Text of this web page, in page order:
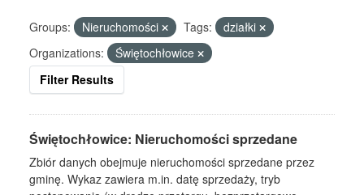
Groups: Nieruchomości Tags:
działki
Organizations:
Świętochłowice
Filter Results
Świętochłowice: Nieruchomości sprzedane
Zbiór danych obejmuje nieruchomości sprzedane przez
gminę. Wykaz zawiera m.in. datę sprzedaży, tryb